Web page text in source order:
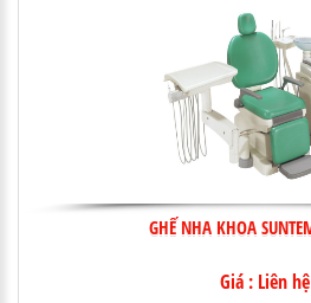
GHẾ NHA KHOA
Giá : Liên hệ